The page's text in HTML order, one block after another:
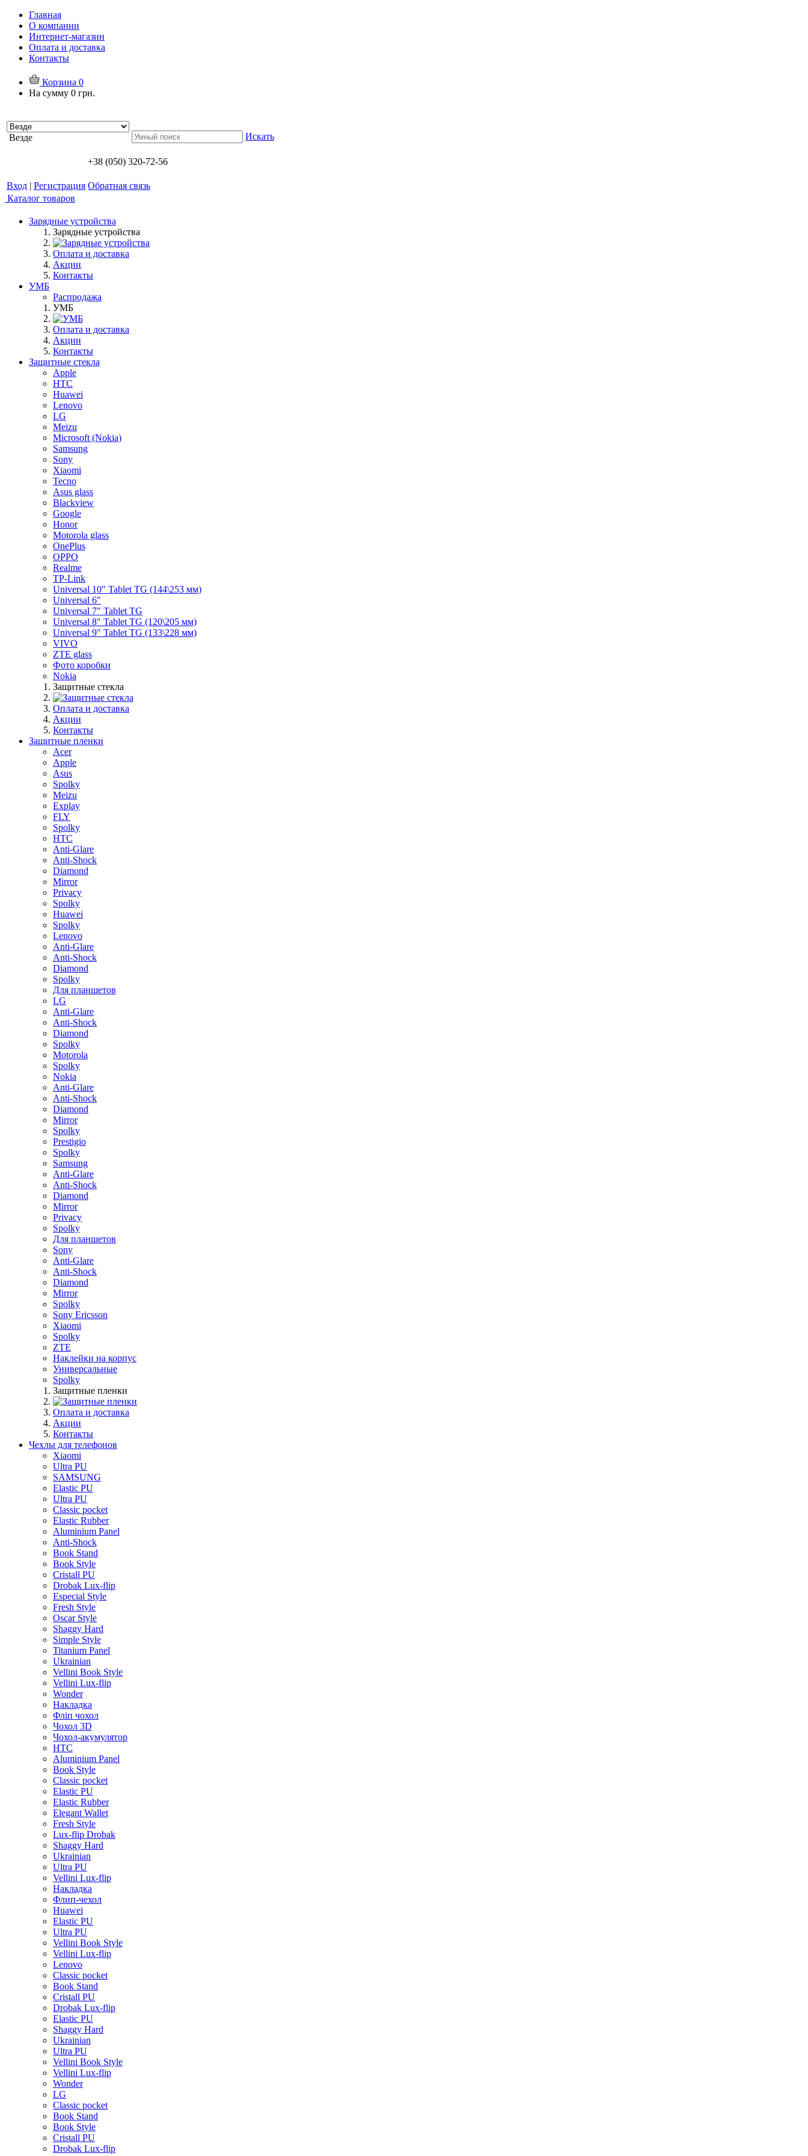
Главная
О компании
Интернет-магазин
Оплата и доставка
Контакты
Корзина 0
На сумму 0 грн.
Везде Искать
+38 (050) 320-72-56
Вход | Регистрация Обратная связь
Каталог товаров
Зарядные устройства
Зарядные устройства
Оплата и доставка
Акции
Контакты
УМБ
Распродажа
УМБ
Оплата и доставка
Акции
Контакты
Защитные стекла
Apple
HTC
Huawei
Lenovo
LG
Meizu
Microsoft (Nokia)
Samsung
Sony
Xiaomi
Tecno
Asus glass
Blackview
Google
Honor
Motorola glass
OnePlus
OPPO
Realme
TP-Link
Universal 10" Tablet TG (144\253 мм)
Universal 6"
Universal 7" Tablet TG
Universal 8" Tablet TG (120\205 мм)
Universal 9" Tablet TG (133\228 мм)
VIVO
ZTE glass
Фото коробки
Nokia
Защитные стекла
Оплата и доставка
Акции
Контакты
Защитные пленки
Acer
Apple
Asus
Spolky
Meizu
Explay
FLY
Spolky
HTC
Anti-Glare
Anti-Shock
Diamond
Mirror
Privacy
Spolky
Huawei
Spolky
Lenovo
Anti-Glare
Anti-Shock
Diamond
Spolky
Для планшетов
LG
Anti-Glare
Anti-Shock
Diamond
Spolky
Motorola
Spolky
Nokia
Anti-Glare
Anti-Shock
Diamond
Mirror
Spolky
Prestigio
Spolky
Samsung
Anti-Glare
Anti-Shock
Diamond
Mirror
Privacy
Spolky
Для планшетов
Sony
Anti-Glare
Anti-Shock
Diamond
Mirror
Spolky
Sony Ericsson
Xiaomi
Spolky
ZTE
Наклейки на корпус
Универсальные
Spolky
Защитные пленки
Оплата и доставка
Акции
Контакты
Чехлы для телефонов
Xiaomi
Ultra PU
SAMSUNG
Elastic PU
Ultra PU
Classic pocket
Elastic Rubber
Aluminium Panel
Anti-Shock
Book Stand
Book Style
Cristall PU
Drobak Lux-flip
Especial Style
Fresh Style
Oscar Style
Shaggy Hard
Simple Style
Titanium Panel
Ukrainian
Vellini Book Style
Vellini Lux-flip
Wonder
Накладка
Фліп чохол
Чохол 3D
Чохол-акумулятор
HTC
Aluminium Panel
Book Style
Classic pocket
Elastic PU
Elastic Rubber
Elegant Wallet
Fresh Style
Lux-flip Drobak
Shaggy Hard
Ukrainian
Ultra PU
Vellini Lux-flip
Накладка
Флип-чехол
Huawei
Elastic PU
Ultra PU
Vellini Book Style
Vellini Lux-flip
Lenovo
Classic pocket
Book Stand
Cristall PU
Drobak Lux-flip
Elastic PU
Shaggy Hard
Ukrainian
Ultra PU
Vellini Book Style
Vellini Lux-flip
Wonder
LG
Classic pocket
Book Stand
Book Style
Cristall PU
Drobak Lux-flip